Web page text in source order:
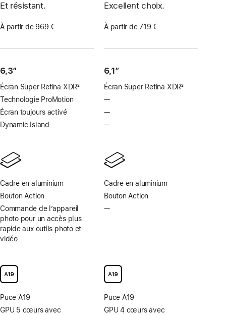
Et résistant.
À partir de 969 €
6,3″
Écran Super Retina XDR
Note
de
bas
de
2
Technologie ProMotion
Écran toujours activé
Dynamic Island
Cadre en aluminium
Bouton Action
Commande de l’appareil
photo pour un accès plus
rapide aux outils photo et
vidéo
Puce A19
GPU 5 cœurs avec
Excellent choix.
À partir de 719 €
6,1″
Écran Super Retina XDR
de
2
—Pas
—Pas
—Pas
Island
Cadre en aluminium
Bouton Action
—Commande
accès
plus
aux outils
photo
Puce A19
GPU 4 cœurs avec